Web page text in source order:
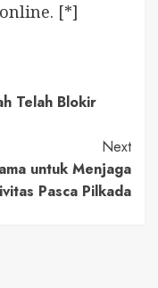
[*]
Telah Blokir
Next
untuk Menjaga
Pasca Pilkada